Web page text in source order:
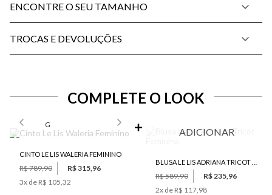
ENCONTRE O SEU TAMANHO
TROCAS E DEVOLUÇÕES
COMPLETE O LOOK
G
CINTO LE LIS WALERIA FEMININO
R$ 789,90
R$ 315,96
3x de R$ 105,32
ADICIONAR
R$ 589,90
R$ 235,96
2x de R$ 117,98